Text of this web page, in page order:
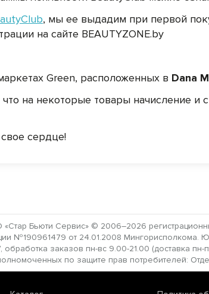
, мы ее выдадим при первой
на сайте BEAUTYZONE.by
Green, расположенных в Dana
на некоторые товары начисление и
сердце!
Бьюти Сервис» © 2006–2026
№190961479 от 24.01.2008 Мингорисполкома.
обработка заказов пн-вс 9.00-21.00 (доставка
по защите прав потребителей: